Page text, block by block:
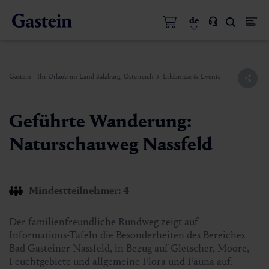
de
Gastein - Ihr Urlaub im Land Salzburg, Österreich Erlebnisse & Events
Geführte Wanderung:
Naturschauweg Nassfeld
Mindestteilnehmer: 4
Der familienfreundliche Rundweg zeigt auf
Informations-Tafeln die Besonderheiten des Bereiches
Bad Gasteiner Nassfeld, in Bezug auf Gletscher, Moore,
Feuchtgebiete und allgemeine Flora und Fauna auf.